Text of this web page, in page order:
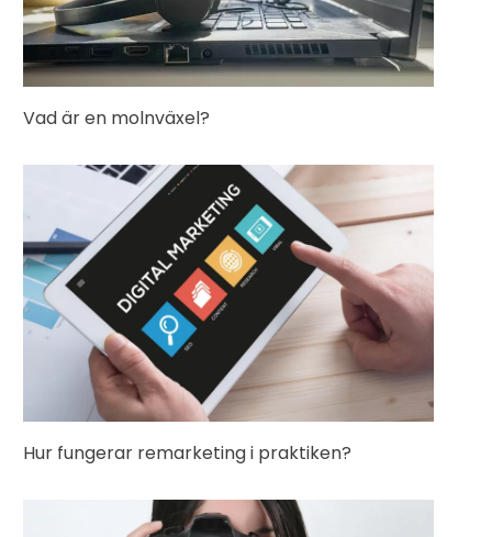
Vad är en molnväxel?
Hur fungerar remarketing i praktiken?